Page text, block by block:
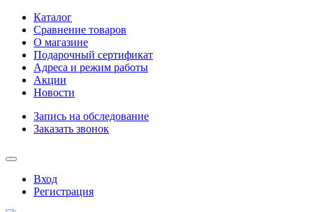
Каталог
Сравнение товаров
О магазине
Подарочный сертификат
Адреса и режим работы
Акции
Новости
Запись на обследование
Заказать звонок
Вход
Регистрация